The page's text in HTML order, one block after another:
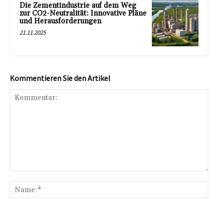
Die Zementindustrie auf dem Weg
zur CO2-Neutralität: Innovative Pläne
und Herausforderungen
21.11.2025
Kommentieren Sie den Artikel